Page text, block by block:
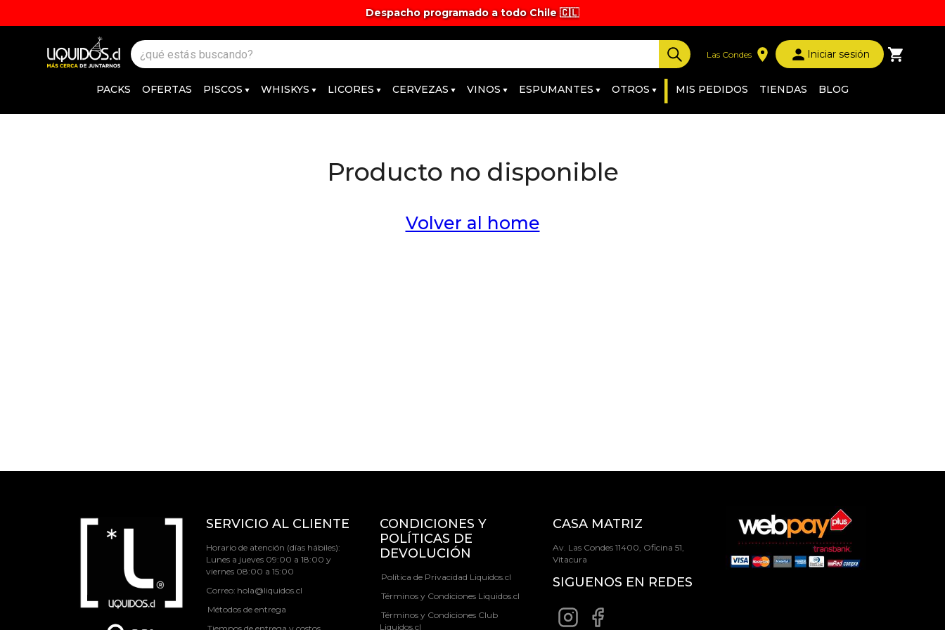
Despacho programado a todo Chile 🇨🇱
Tiempos y valores de despacho 🚚
Las Condes Iniciar sesión
PACKS OFERTAS PISCOS WHISKYS LICORES CERVEZAS VINOS ESPUMANTES OTROS | MIS PEDIDOS TIENDAS BLOG
Producto no disponible
Volver al home
SERVICIO AL CLIENTE
Horario de atención (días hábiles):
Lunes a jueves 09:00 a 18:00 y
viernes 08:00 a 15:00
Correo: hola@liquidos.cl
Métodos de entrega
CONDICIONES Y
POLÍTICAS DE
DEVOLUCIÓN
Política de Privacidad Liquidos.cl
Términos y Condiciones Liquidos.cl
Términos y Condiciones Club
Liquidos.cl
CASA MATRIZ
Av. Las Condes 11400, Oficina 51,
Vitacura
SIGUENOS EN REDES